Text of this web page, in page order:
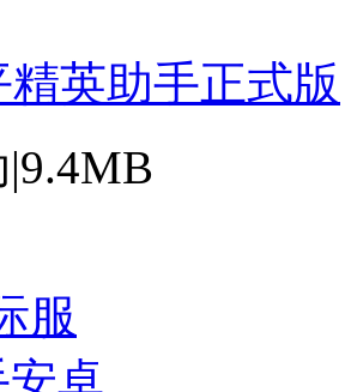
精英助手正式版
|9.4MB